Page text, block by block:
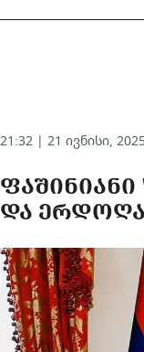
21:32 | 21 ივნისი,
ᲓᲐ